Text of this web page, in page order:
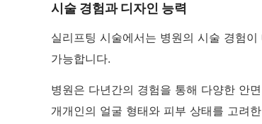
시술 경험과 디자인 능력
실리프팅 시술에서는 병원의 시술 경험
가능합니다.
병원은 다년간의 경험을 통해 다양한 안
개개인의 얼굴 형태와 피부 상태를 고려